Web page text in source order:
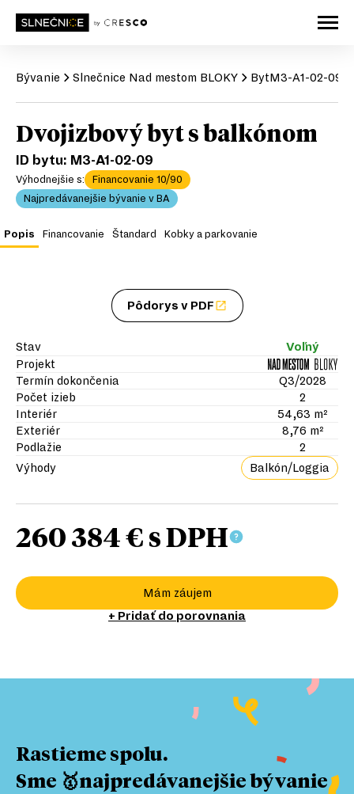
Bývanie Slnečnice Nad mestom BLOKY BytM3-A1-02-09
Dvojizbový byt s balkónom
ID bytu: M3-A1-02-09
Výhodnejšie s:
Financovanie 10/90
Najpredávanejšie bývanie v BA
Popis Financovanie Štandard Kobky a parkovanie
Pôdorys v PDF
Stav
Voľný
Projekt
Termín dokončenia
Q3/2028
Počet izieb
2
Interiér
54,63 m²
Exteriér
8,76 m²
Podlažie
2
Výhody
Balkón/Loggia
260 384 €s DPH
Mám záujem
+ Pridať do porovnania
Rastieme spolu.
Sme 🥇najpredávanejšie bývanie